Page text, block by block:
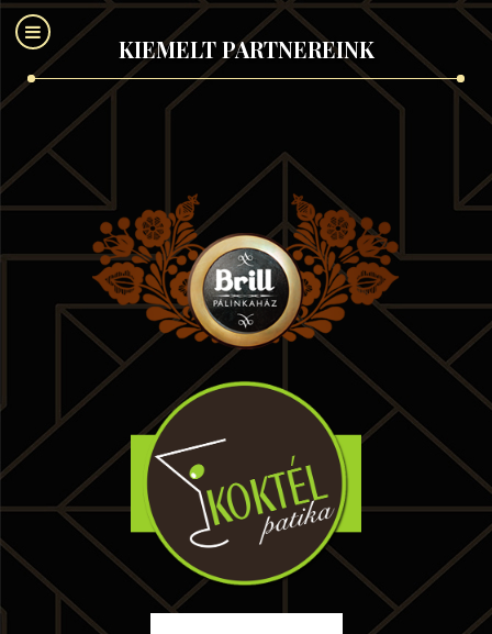
KIEMELT PARTNEREINK